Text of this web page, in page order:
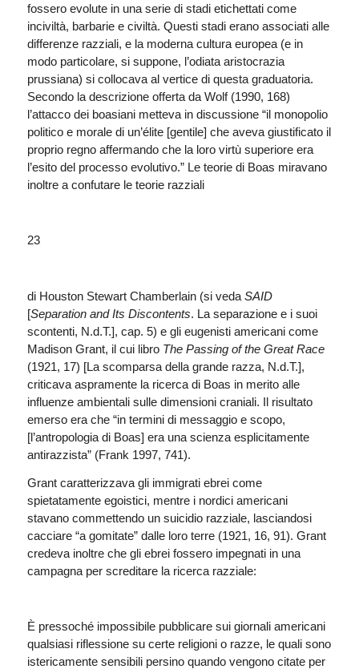
fossero evolute in una serie di stadi etichettati come
inciviltà, barbarie e civiltà. Questi stadi erano associati alle
differenze razziali, e la moderna cultura europea (e in
modo particolare, si suppone, l’odiata aristocrazia
prussiana) si collocava al vertice di questa graduatoria.
Secondo la descrizione offerta da Wolf (1990, 168)
l’attacco dei boasiani metteva in discussione “il monopolio
politico e morale di un’élite [gentile] che aveva giustificato il
proprio regno affermando che la loro virtù superiore era
l’esito del processo evolutivo.” Le teorie di Boas miravano
inoltre a confutare le teorie razziali
23
di Houston Stewart Chamberlain (si veda SAID
[Separation and Its Discontents. La separazione e i suoi
scontenti, N.d.T.], cap. 5) e gli eugenisti americani come
Madison Grant, il cui libro The Passing of the Great Race
(1921, 17) [La scomparsa della grande razza, N.d.T.],
criticava aspramente la ricerca di Boas in merito alle
influenze ambientali sulle dimensioni craniali. Il risultato
emerso era che “in termini di messaggio e scopo,
[l’antropologia di Boas] era una scienza esplicitamente
antirazzista” (Frank 1997, 741).
Grant caratterizzava gli immigrati ebrei come
spietatamente egoistici, mentre i nordici americani
stavano commettendo un suicidio razziale, lasciandosi
cacciare “a gomitate” dalle loro terre (1921, 16, 91). Grant
credeva inoltre che gli ebrei fossero impegnati in una
campagna per screditare la ricerca razziale:
È pressoché impossibile pubblicare sui giornali americani
qualsiasi riflessione su certe religioni o razze, le quali sono
istericamente sensibili persino quando vengono citate per